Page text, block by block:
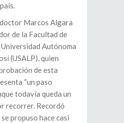
Marcos Algara
de la Facultad de
Autónoma
(USALP), quien
de esta
“un paso
todavía queda un
recorrer. Recordó
propuso hace casi